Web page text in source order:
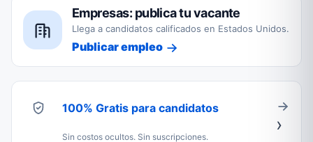
Empresas: publica tu vacante
Llega a candidatos calificados en Estados Unidos.
Publicar empleo
100% Gratis para candidatos
Sin costos ocultos. Sin suscripciones.